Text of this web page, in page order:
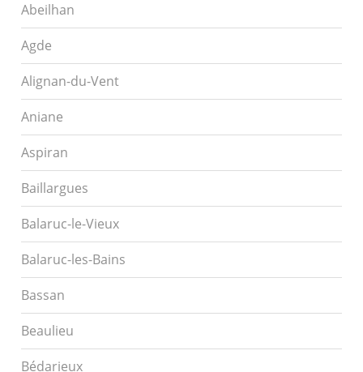
Abeilhan
Agde
Alignan-du-Vent
Aniane
Aspiran
Baillargues
Balaruc-le-Vieux
Balaruc-les-Bains
Bassan
Beaulieu
Bédarieux